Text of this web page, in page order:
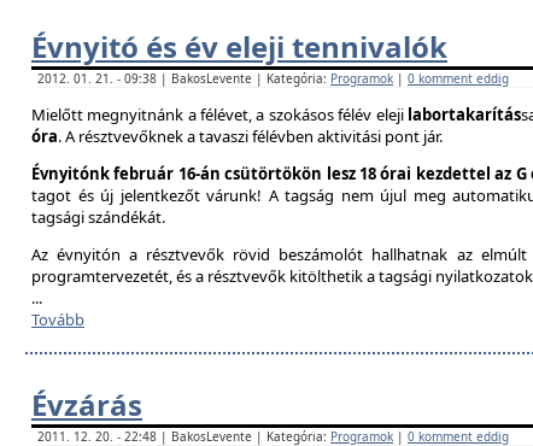
Évnyitó és év eleji tennivalók
2012. 01. 21. - 09:38 | BakosLevente | Kategória: Programok | 0 komment eddig
Mielőtt megnyitnánk a félévet, a szokásos félév eleji labortakarítás
óra. A résztvevőknek a tavaszi félévben aktivitási pont jár.
Évnyitónk február 16-án csütörtökön lesz 18 órai kezdettel az
tagot és új jelentkezőt várunk! A tagság nem újul meg
tagsági szándékát.
Az évnyitón a résztvevők rövid beszámolót hallhatnak az
programtervezetét, és a résztvevők kitölthetik a tagsági
...
Tovább
Évzárás
2011. 12. 20. - 22:48 | BakosLevente | Kategória: Programok | 0 komment eddig